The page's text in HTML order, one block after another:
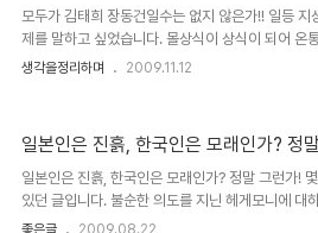
에서 중심이 되는 기능으로써 그 사용의 빈도가 가
첫..
모두가 김태희 장동건일수는 없지 않은가!! 일등
제를 말하고 싶었습니다. 몰상식이 상식이 되어 온
생각되지만, 해도 너무하다는 생각입니다. 어느 것
한 건 온통 잘해야만 한다는 것으로 귀결된다는 것
잣대 아래 누구나 잘할 수 있다는 건 있을 수 있는
생각을정리하며 2009.11.12
일본인은 진흙, 한국인은 모래인가? 정
일본인은 진흙, 한국인은 모래인가? 정말 그런가!
있던 글입니다. 불순한 의도를 지닌 헤게모니에 대
한 글이라서 조금이라도 많은 분들과 좋은 내용을
좋은글 2009.08.22